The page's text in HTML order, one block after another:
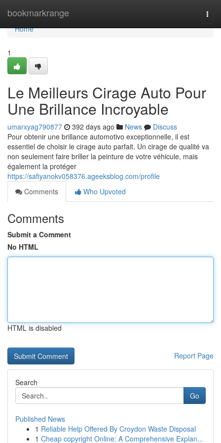
bookmarkrange
Home
Home
1
Le Meilleurs Cirage Auto Pour
Une Brillance Incroyable
umarxyag790877 392 days ago News
Discuss
Pour obtenir une brillance automotivo exceptionnelle, il est
essentiel de choisir le cirage auto parfait. Un cirage de qualité va
non seulement faire briller la peinture de votre véhicule, mais
également la protéger
https://safiyanokv058376.ageeksblog.com/profile
Comments
Who Upvoted
Comments
Submit a Comment
No HTML
HTML is disabled
Report Page
Search
Go
Published News
1 Reliable Help Offered By Croydon Waste Disposal
1 Cheap copyright Online: A Comprehensive Explan...